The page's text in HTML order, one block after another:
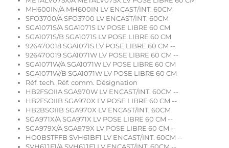
MH600IN/A MH600IN LV ENCAST/INT. 60CM
SFO3700/A SFO3700 LV ENCAST/INT. 60CM
SGA1071S/A SGA1071S LV POSE LIBRE 60 CM
SGA1071S/B SGA1071S LV POSE LIBRE 60 CM
926470018 SGA1071S LV POSE LIBRE 60 CM --
926470019 SGA1071W LV POSE LIBRE 60 CM --
SGA1071W/A SGA1071W LV POSE LIBRE 60 CM
SGA1071W/B SGA1071W LV POSE LIBRE 60 CM
Réf. tech. Réf. comm. Désignation
HB2FSOIIA SGA970W LV ENCAST/INT. 60CM --
HB2FSOIIB SGA970X LV POSE LIBRE 60 CM --
HB2BSOIIB SGA970X LV ENCAST/INT. 60CM
SGA971X/A SGA971X LV POSE LIBRE 60 CM --
SGA979X/A SGA979X LV POSE LIBRE 60 CM --
HO0BSTFFB SVH61BF1 LV ENCAST/INT. 60CM --